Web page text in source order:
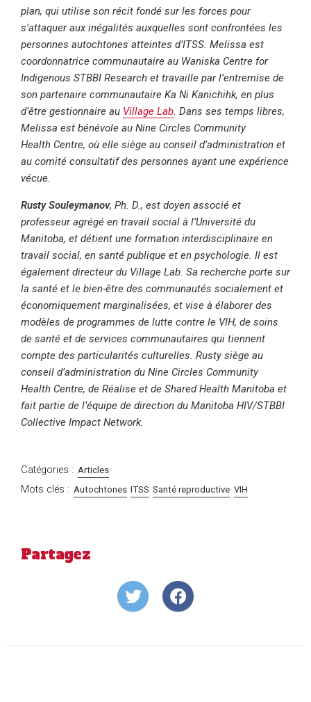
plan, qui utilise son récit fondé sur les forces pour
s’attaquer aux inégalités auxquelles sont confrontées les
personnes autochtones atteintes d’ITSS. Melissa est
coordonnatrice communautaire au Waniska Centre for
Indigenous STBBI Research et travaille par l’entremise de
son partenaire communautaire Ka Ni Kanichihk, en plus
d’être gestionnaire au Village Lab. Dans ses temps libres,
Melissa est bénévole au Nine Circles Community
Health Centre, où elle siège au conseil d’administration et
au comité consultatif des personnes ayant une expérience
vécue.
Rusty Souleymanov, Ph. D., est doyen associé et
professeur agrégé en travail social à l’Université du
Manitoba, et détient une formation interdisciplinaire en
travail social, en santé publique et en psychologie. Il est
également directeur du Village Lab. Sa recherche porte sur
la santé et le bien-être des communautés socialement et
économiquement marginalisées, et vise à élaborer des
modèles de programmes de lutte contre le VIH, de soins
de santé et de services communautaires qui tiennent
compte des particularités culturelles. Rusty siège au
conseil d’administration du Nine Circles Community
Health Centre, de Réalise et de Shared Health Manitoba et
fait partie de l’équipe de direction du Manitoba HIV/STBBI
Collective Impact Network.
Catégories : Articles
Mots clés : Autochtones ITSS Santé reproductive VIH
Partagez
Share
on
Share
on